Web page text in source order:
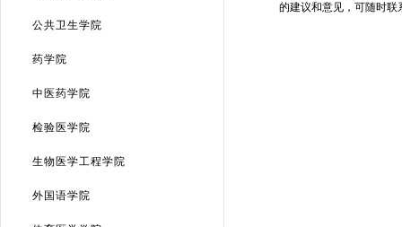
公共卫生学院
药学院
中医药学院
检验医学院
生物医学工程学院
外国语学院
的建议和意见，可随时联